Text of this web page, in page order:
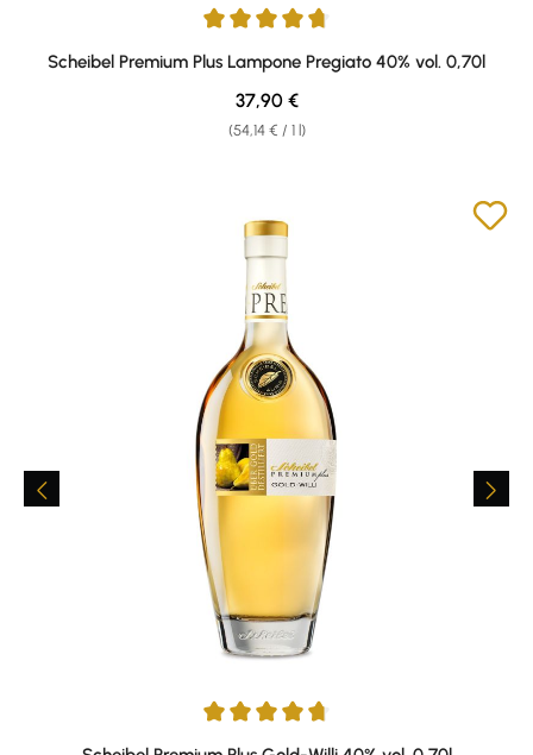
Average rating of 4.82 out of 5 stars
Scheibel Premium Plus Lampone Pregiato 40% vol. 0,70l
(54,14 € / 1 l)
Regular price:
37,90 €
Average rating of 4.84 out of 5 stars